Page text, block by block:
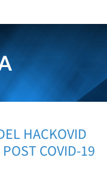
HACKOVID
COVID-19